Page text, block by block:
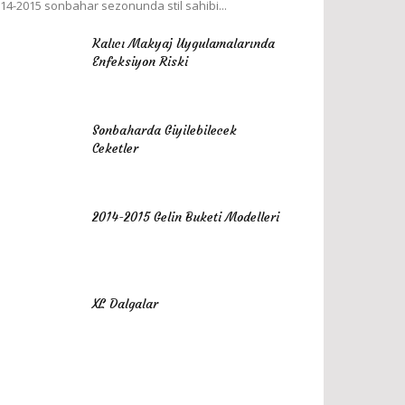
2015 sonbahar sezonunda stil sahibi...
Kalıcı Makyaj Uygulamalarında
Enfeksiyon Riski
Sonbaharda Giyilebilecek
Ceketler
2014-2015 Gelin Buketi Modelleri
XL Dalgalar